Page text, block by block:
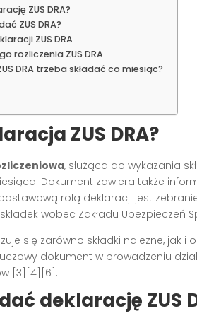
ZUS DRA?
ZUS DRA?
ZUS DRA
rozliczenia ZUS DRA
DRA trzeba składać co miesiąc?
ZUS DRA?
, służąca do wykazania
Dokument zawiera także
rolą deklaracji jest
wobec Zakładu Ubezpieczeń
się zarówno składki należne,
dokument w prowadzeniu
[3][4][6] .
deklarację ZUS